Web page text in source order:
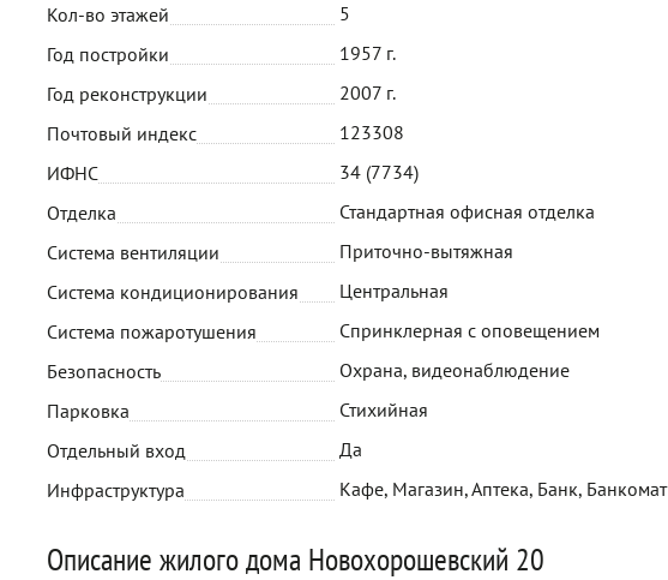
Кол-во этажей
5
Год постройки
1957 г.
Год реконструкции
2007 г.
Почтовый индекс
123308
ИФНС
34 (7734)
Отделка
Стандартная офисная отделка
Система вентиляции
Приточно-вытяжная
Система кондиционирования
Центральная
Система пожаротушения
Спринклерная с оповещением
Безопасность
Охрана, видеонаблюдение
Парковка
Стихийная
Отдельный вход
Да
Инфраструктура
Кафе, Магазин, Аптека, Банк, Банкомат
Описание жилого дома Новохорошевский 20